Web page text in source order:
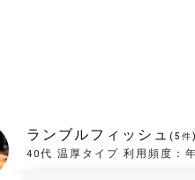
ランブルフィッシュ (5 件)
40代 温厚タイプ 利用頻度：